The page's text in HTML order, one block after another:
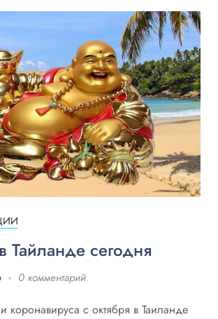
Тайланде сегодня
0 комментарий
коронавируса с октября в Таиланде